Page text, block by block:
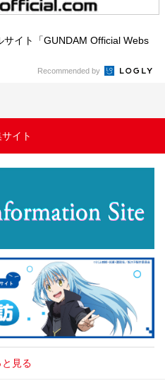
イト「GUNDAM Official Webs
Recommended by
イト
と見る